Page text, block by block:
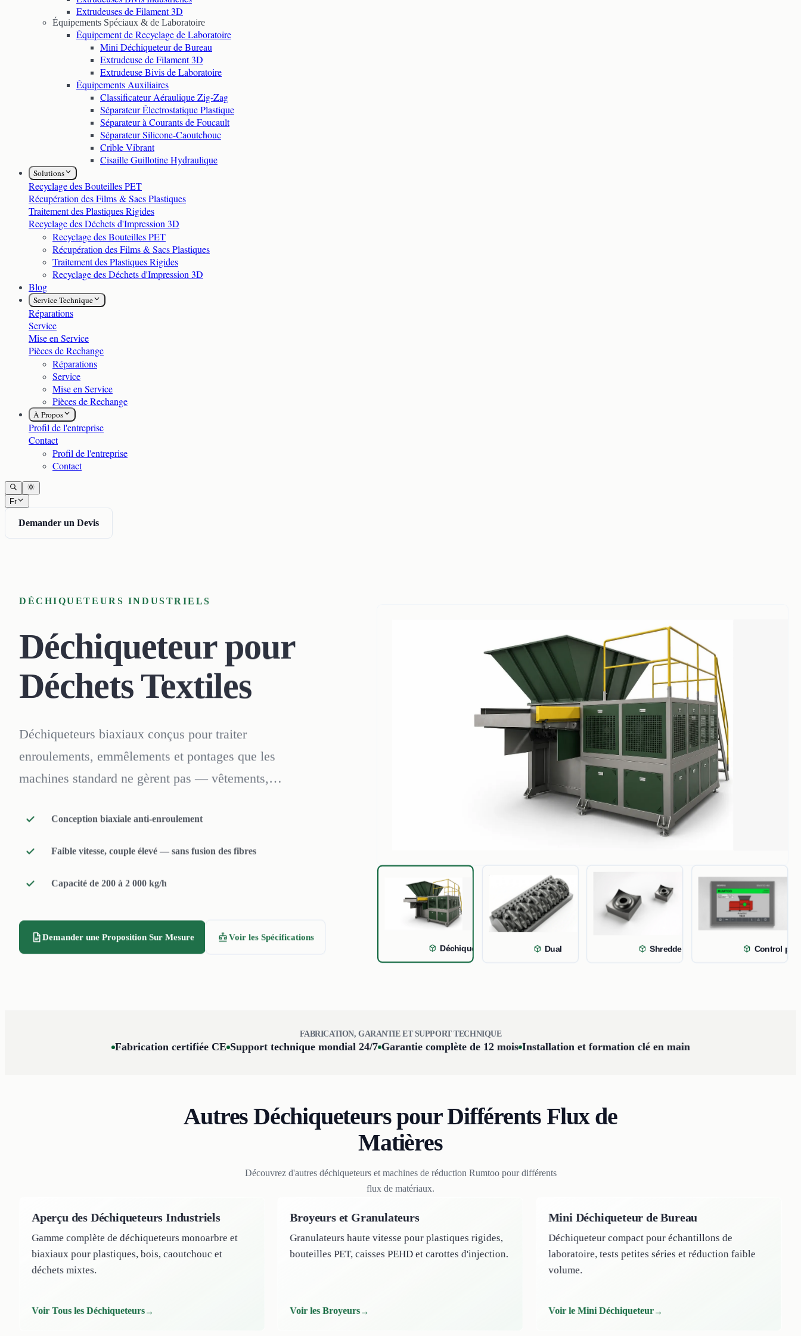
Extrudeuses de Filament 3D
Équipements Spéciaux & de Laboratoire
Équipement de Recyclage de Laboratoire
Mini Déchiqueteur de Bureau
Extrudeuse de Filament 3D
Extrudeuse Bivis de Laboratoire
Équipements Auxiliaires
Classificateur Aéraulique Zig-Zag
Séparateur Électrostatique Plastique
Séparateur à Courants de Foucault
Séparateur Silicone-Caoutchouc
Crible Vibrant
Cisaille Guillotine Hydraulique
Solutions
Recyclage des Bouteilles PET
Récupération des Films & Sacs Plastiques
Traitement des Plastiques Rigides
Recyclage des Déchets d'Impression 3D
Recyclage des Bouteilles PET
Récupération des Films & Sacs Plastiques
Traitement des Plastiques Rigides
Recyclage des Déchets d'Impression 3D
Blog
Service Technique
Réparations
Service
Mise en Service
Pièces de Rechange
Réparations
Service
Mise en Service
Pièces de Rechange
À Propos
Profil de l'entreprise
Contact
Profil de l'entreprise
Contact
Fr
Demander un Devis
DÉCHIQUETEURS INDUSTRIELS
Déchiqueteur pour
Déchets Textiles
Déchiqueteurs biaxiaux conçus pour traiter
enroulements, emmêlements et pontages que les
machines standard ne gèrent pas — vêtements,
Conception biaxiale anti-enroulement
Faible vitesse, couple élevé — sans fusion des fibres
Capacité de 200 à 2 000 kg/h
Demander une Proposition Sur Mesure Voir les Spécifications
Déchiqueteur de Déchets Textiles m
Dual Shredder blades for fiber Control
FABRICATION, GARANTIE ET SUPPORT TECHNIQUE
Fabrication certifiée CE Support technique mondial 24/7 Garantie complète de 12 mois Installation et formation clé en main
Autres Déchiqueteurs pour Différents Flux de
Matières
Découvrez d'autres déchiqueteurs et machines de réduction Rumtoo pour différents
flux de matériaux.
Aperçu des Déchiqueteurs Industriels
Gamme complète de déchiqueteurs monoarbre et
biaxiaux pour plastiques, bois, caoutchouc et
déchets mixtes.
Voir Tous les Déchiqueteurs
Broyeurs et Granulateurs
Granulateurs haute vitesse pour plastiques rigides,
bouteilles PET, caisses PEHD et carottes d'injection.
Voir les Broyeurs
Mini Déchiqueteur de Bureau
Déchiqueteur compact pour échantillons de
laboratoire, tests petites séries et réduction faible
volume.
Voir le Mini Déchiqueteur